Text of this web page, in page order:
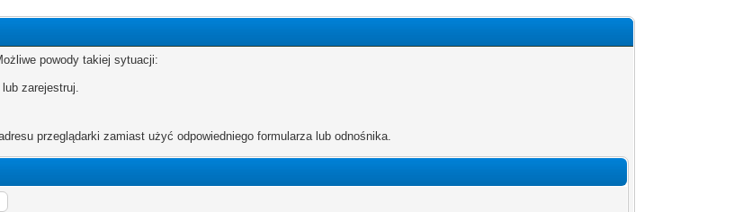
powody takiej sytuacji:
zarejestruj.
przeglądarki zamiast użyć odpowiedniego formularza lub odnośnika.